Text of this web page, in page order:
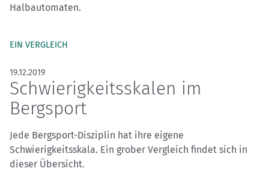
Halbautomaten.
EIN VERGLEICH
19.12.2019
Schwierigkeitsskalen im
Bergsport
Jede Bergsport-Disziplin hat ihre eigene
Schwierigkeitsskala. Ein grober Vergleich findet sich in
dieser Übersicht.